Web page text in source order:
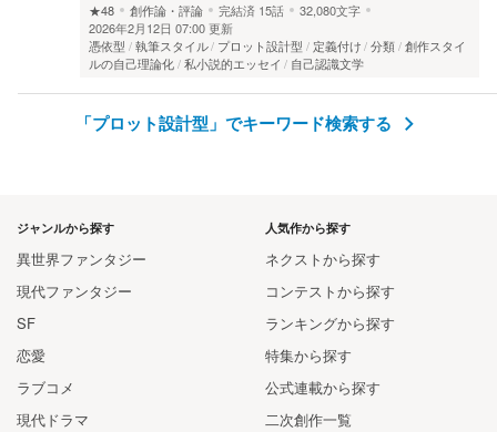
★48
創作論・評論 完結済 15話
32,080文字
2026年2月12日 07:00 更新
憑依型
執筆スタイル プロット設計型 定義付け 分類 創作スタイ
ルの自己理論化 私小説的エッセイ 自己認識文学
「プロット設計型」でキーワード検索する
人気作から探す
ネクストから探す
コンテストから探す
ランキングから探す
特集から探す
公式連載から探す
二次創作一覧
ジャンルから探す
異世界ファンタジー
現代ファンタジー
SF
恋愛
ラブコメ
現代ドラマ